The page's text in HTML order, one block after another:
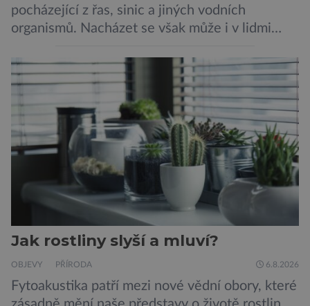
pocházející z řas, sinic a jiných vodních
organismů. Nacházet se však může i v lidmi
slávky. K příznakům otravy patří paralýza
dýchacích cest, dojít však může až k udušení.
Dosud proti tomuto jedu neexistovala
protilátka, nyní ji zřejmě vědci objevili, ovšem
její zdroj je […]
Jak rostliny slyší a mluví?
OBJEVY PŘÍRODA 6.8.2026
Fytoakustika patří mezi nové vědní obory, které